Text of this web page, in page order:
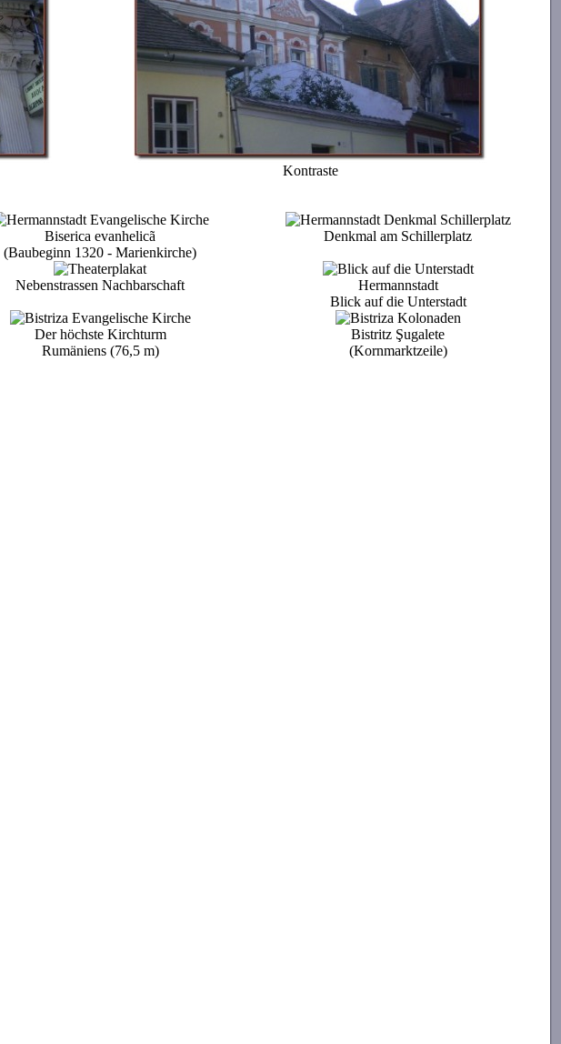
Kontraste
Biserica evanhelicã
(Baubeginn 1320 - Marienkirche)
Nebenstrassen Nachbarschaft
Der höchste Kirchturm
Rumäniens (76,5 m)
Denkmal am Schillerplatz
Hermannstadt
Blick auf die Unterstadt
Bistritz Şugalete
(Kornmarktzeile)